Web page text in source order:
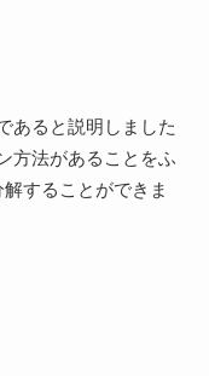
あると説明しました
方法があることをふ
することができま